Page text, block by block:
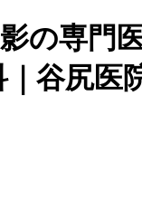
の専門
谷尻医